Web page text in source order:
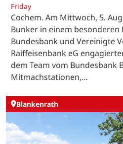
Friday
Cochem. Am Mittwoch, 5.
Bunker in einem besonderen
Bundesbank und Vereinigte
Raiffeisenbank eG
dem Team vom Bundesbank
Mitmachstationen,…
Blankenrath